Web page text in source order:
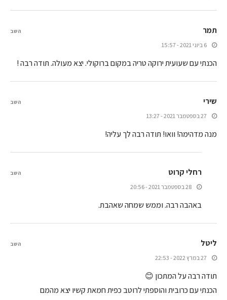
תמר
6 ביוני 2021 - 15:57
הכנתי עם שעועית ירוקה טריה במקום ברוקולי. יצא מעולה. תודה רבה !
השב
שירי
27 בספטמבר 2021 - 13:27
מנה מדהימה! וואו! תודה רבה לך עליה!
השב
רחלי קרוט
28 בספטמבר 2021 - 20:56
באהבה רבה. וממש שמחה שאהבת.
השב
ליטל
27 במרץ 2022 - 22:53
תודה רבה על המתכון 😊
הכנתי עם כרובית והוספתי לרוטב כפית חמאת קשיו יצא מהמם
השב